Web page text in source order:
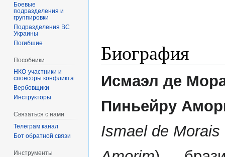
Биография
Исмаэл де
Пиньейру
Ismael de Morais
Боевые
подразделения и
группировки
Подразделения ВС
Украины
Погибшие
Пособники
спонсоры конфликта
‏‎Вербовщики
Инструкторы
Связаться с нами
Телеграм канал
Бот обратной связи
Инструменты